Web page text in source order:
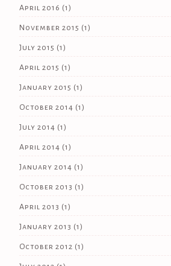
April 2016 (1)
November 2015 (1)
July 2015 (1)
April 2015 (1)
January 2015 (1)
October 2014 (1)
July 2014 (1)
April 2014 (1)
January 2014 (1)
October 2013 (1)
April 2013 (1)
January 2013 (1)
October 2012 (1)